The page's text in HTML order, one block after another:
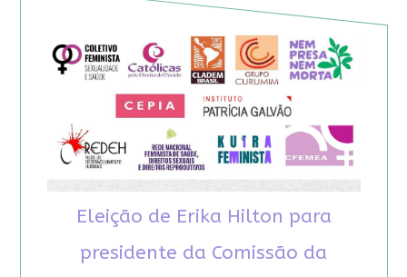
Eleição de Erika Hilton para
presidente da Comissão da